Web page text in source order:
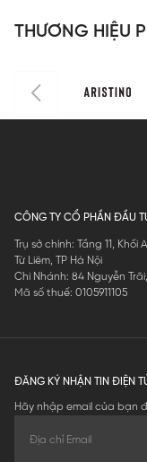
THƯƠNG HIỆU
CÔNG TY CỔ PHẦN ĐẦU
Trụ sở chính: Tầng 11,
Từ Liêm, TP Hà Nội
Chi Nhánh: 84 Nguyễn
Mã số thuế: 0105911105
ĐĂNG KÝ NHẬN TIN ĐIỆN
Hãy nhập email của bạn